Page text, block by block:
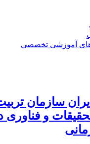
آموزشی تخصصی
سازمان
و فناوری